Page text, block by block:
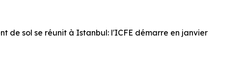
de sol se réunit à Istanbul: l'ICFE démarre en janvier